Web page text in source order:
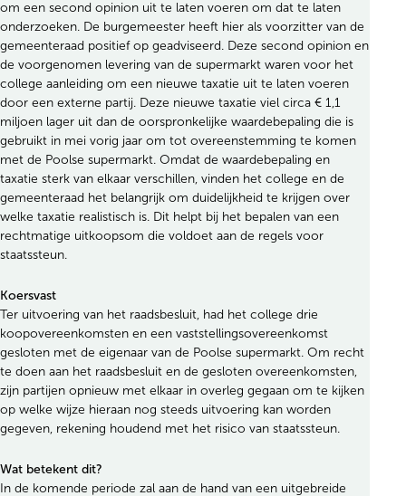
om een second opinion uit te laten voeren om dat te laten
onderzoeken. De burgemeester heeft hier als voorzitter van de
gemeenteraad positief op geadviseerd. Deze second opinion en
de voorgenomen levering van de supermarkt waren voor het
college aanleiding om een nieuwe taxatie uit te laten voeren
door een externe partij. Deze nieuwe taxatie viel circa € 1,1
miljoen lager uit dan de oorspronkelijke waardebepaling die is
gebruikt in mei vorig jaar om tot overeenstemming te komen
met de Poolse supermarkt. Omdat de waardebepaling en
taxatie sterk van elkaar verschillen, vinden het college en de
gemeenteraad het belangrijk om duidelijkheid te krijgen over
welke taxatie realistisch is. Dit helpt bij het bepalen van een
rechtmatige uitkoopsom die voldoet aan de regels voor
staatssteun.
Koersvast
Ter uitvoering van het raadsbesluit, had het college drie
koopovereenkomsten en een vaststellingsovereenkomst
gesloten met de eigenaar van de Poolse supermarkt. Om recht
te doen aan het raadsbesluit en de gesloten overeenkomsten,
zijn partijen opnieuw met elkaar in overleg gegaan om te kijken
op welke wijze hieraan nog steeds uitvoering kan worden
gegeven, rekening houdend met het risico van staatssteun.
Wat betekent dit?
In de komende periode zal aan de hand van een uitgebreide